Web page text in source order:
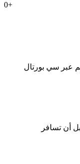
0+
عبر سي بورتال
أن تسافر